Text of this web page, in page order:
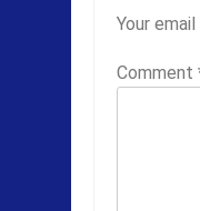
Your
Comment